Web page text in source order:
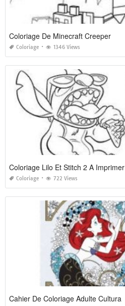
Coloriage De Minecraft Creeper
Coloriage 1346 Views
Coloriage Lilo Et Stitch 2 A Imprimer
Coloriage 722 Views
Cahier De Coloriage Adulte Cultura